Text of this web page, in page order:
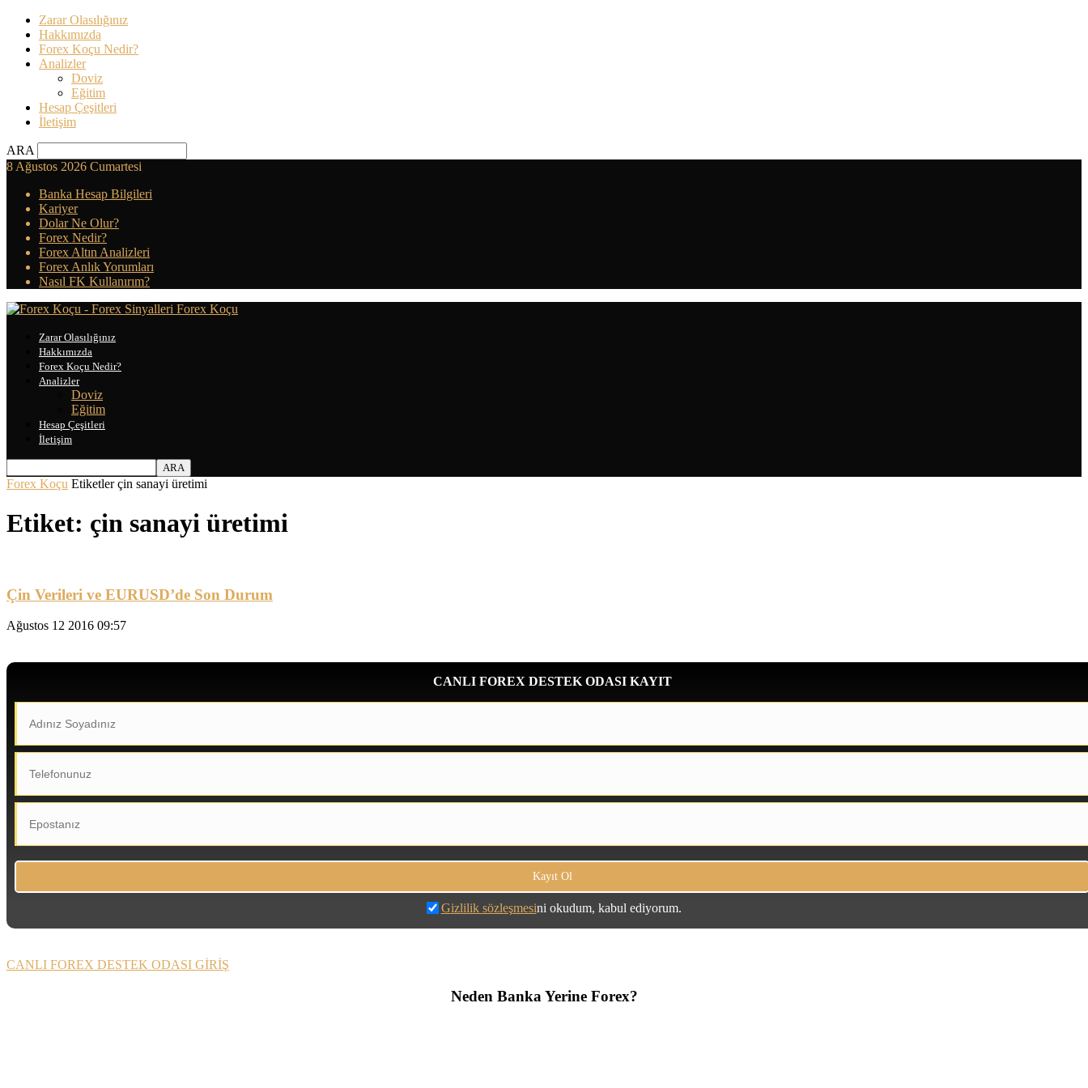
Zarar Olasılığınız
Hakkımızda
Forex Koçu Nedir?
Analizler
Doviz
Eğitim
Hesap Çeşitleri
İletişim
ARA
8 Ağustos 2026 Cumartesi
Banka Hesap Bilgileri
Kariyer
Dolar Ne Olur?
Forex Nedir?
Forex Altın Analizleri
Forex Anlık Yorumları
Nasıl FK Kullanırım?
Forex Koçu
Zarar Olasılığınız
Hakkımızda
Forex Koçu Nedir?
Analizler
Doviz
Eğitim
Hesap Çeşitleri
İletişim
Forex Koçu Etiketler çin sanayi üretimi
Etiket: çin sanayi üretimi
Çin Verileri ve EURUSD’de Son Durum
Ağustos 12 2016 09:57
CANLI FOREX DESTEK ODASI KAYIT
Gizlilik sözleşmesini okudum, kabul ediyorum.
CANLI FOREX DESTEK ODASI GİRİŞ
Neden Banka Yerine Forex?